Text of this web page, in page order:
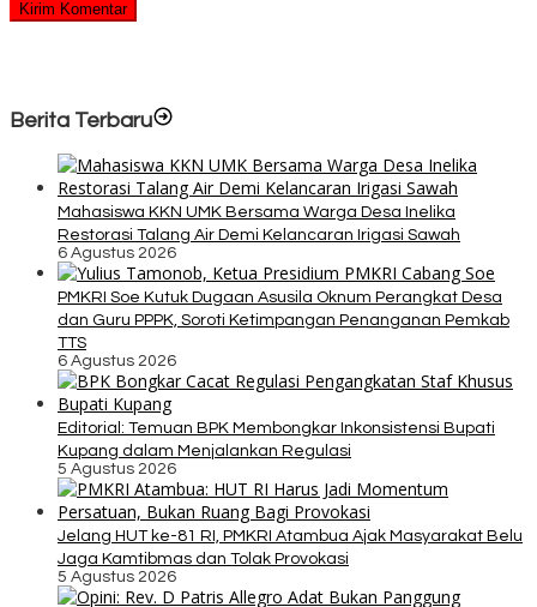
Berita Terbaru
Mahasiswa KKN UMK Bersama Warga Desa Inelika
Restorasi Talang Air Demi Kelancaran Irigasi Sawah
6 Agustus 2026
PMKRI Soe Kutuk Dugaan Asusila Oknum Perangkat Desa
dan Guru PPPK, Soroti Ketimpangan Penanganan Pemkab
TTS
6 Agustus 2026
Editorial: Temuan BPK Membongkar Inkonsistensi Bupati
Kupang dalam Menjalankan Regulasi
5 Agustus 2026
Jelang HUT ke-81 RI, PMKRI Atambua Ajak Masyarakat Belu
Jaga Kamtibmas dan Tolak Provokasi
5 Agustus 2026